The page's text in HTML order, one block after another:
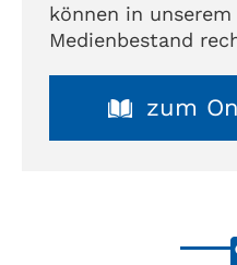
können in unserem
Medienbestand
zum